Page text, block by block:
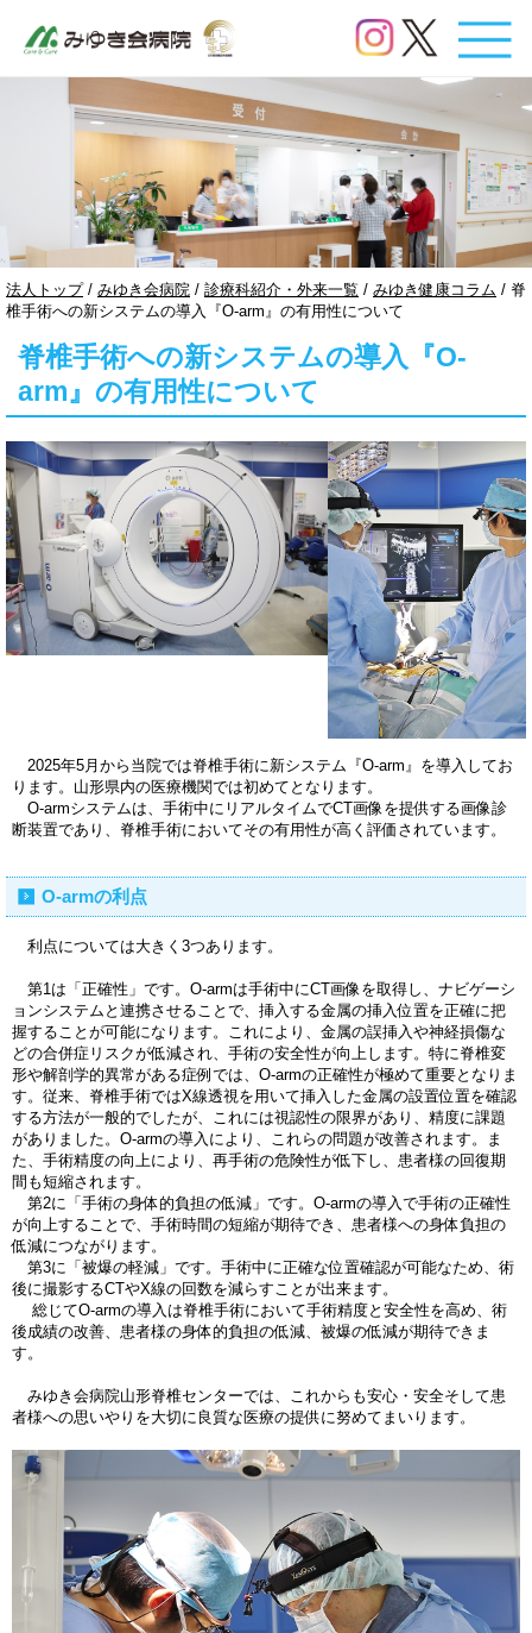
現
在
位
置：
法人トップ/ みゆき会病院 / 診療科紹介・外来一覧 / みゆき健康コラム / 脊
椎手術への新システムの導入『O-arm』の有用性について
脊椎手術への新システムの導入『O-
arm』の有用性について
2025年5月から当院では脊椎手術に新システム『O-arm』を導入してお
ります。山形県内の医療機関では初めてとなります。
O-armシステムは、手術中にリアルタイムでCT画像を提供する画像診
断装置であり、脊椎手術においてその有用性が高く評価されています。
O-armの利点
利点については大きく3つあります。
第1は「正確性」です。O-armは手術中にCT画像を取得し、ナビゲーシ
ョンシステムと連携させることで、挿入する金属の挿入位置を正確に把
握することが可能になります。これにより、金属の誤挿入や神経損傷な
どの合併症リスクが低減され、手術の安全性が向上します。特に脊椎変
形や解剖学的異常がある症例では、O-armの正確性が極めて重要となりま
す。従来、脊椎手術ではX線透視を用いて挿入した金属の設置位置を確認
する方法が一般的でしたが、これには視認性の限界があり、精度に課題
がありました。O-armの導入により、これらの問題が改善されます。ま
た、手術精度の向上により、再手術の危険性が低下し、患者様の回復期
間も短縮されます。
第2に「手術の身体的負担の低減」です。O-armの導入で手術の正確性
が向上することで、手術時間の短縮が期待でき、患者様への身体負担の
低減につながります。
第3に「被爆の軽減」です。手術中に正確な位置確認が可能なため、術
後に撮影するCTやX線の回数を減らすことが出来ます。
総じてO-armの導入は脊椎手術において手術精度と安全性を高め、術
後成績の改善、患者様の身体的負担の低減、被爆の低減が期待できま
す。
みゆき会病院山形脊椎センターでは、これからも安心・安全そして患
者様への思いやりを大切に良質な医療の提供に努めてまいります。